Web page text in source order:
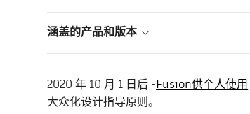
涵盖的产品和版本
2020 年 10 月 1 日后 -Fusion供个人使用
大众化设计指导原则。